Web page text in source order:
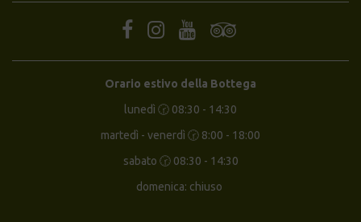
Orario estivo della Bottega
lunedì 🕝 08:30 - 14:30
martedì - venerdì 🕝 8:00 - 18:00
sabato 🕝 08:30 - 14:30
domenica: chiuso